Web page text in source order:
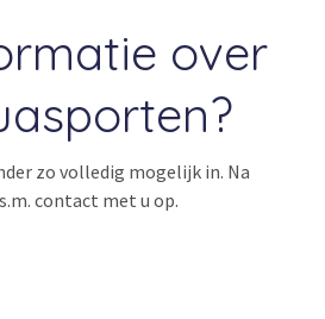
over
zo volledig mogelijk in. Na
contact met u op.